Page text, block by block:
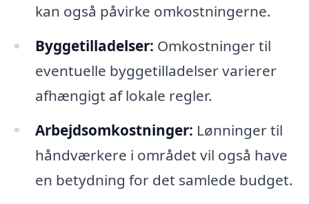
kan også påvirke omkostningerne.
Byggetilladelser: Omkostninger til
eventuelle byggetilladelser varierer
afhængigt af lokale regler.
Arbejdsomkostninger: Lønninger til
håndværkere i området vil også have
en betydning for det samlede budget.